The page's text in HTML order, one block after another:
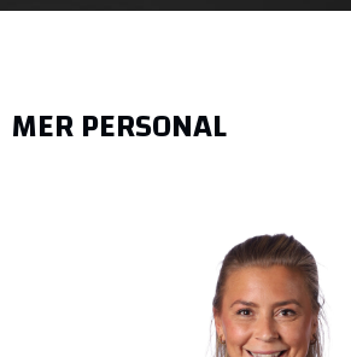
MER PERSONAL